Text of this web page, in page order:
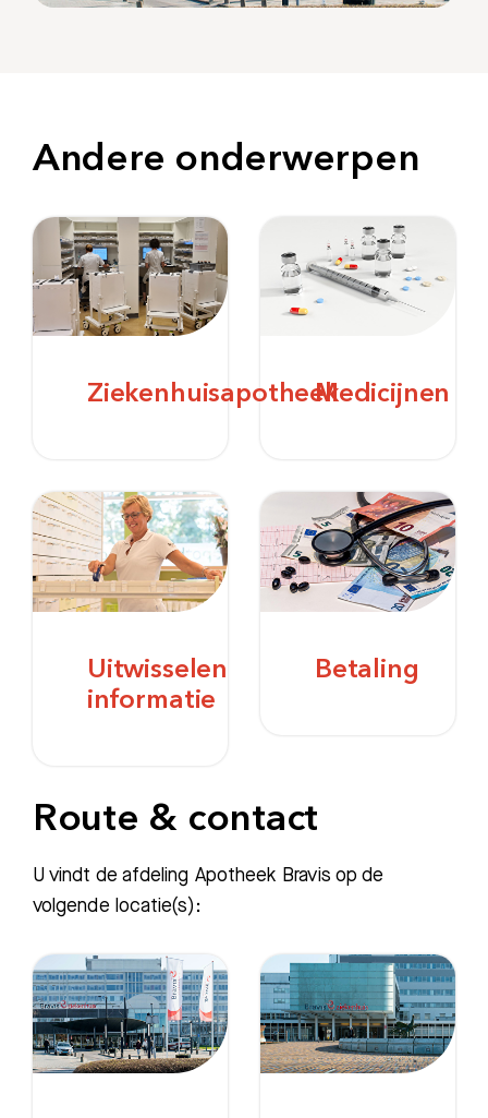
Bezoektijden
Afspraak maken
Andere onderwerpen
ZiekenhuisapotheekMedicijnen
Uitwisselen
informatie
Betaling
Route & contact
U vindt de afdeling Apotheek Bravis op de
volgende locatie(s):